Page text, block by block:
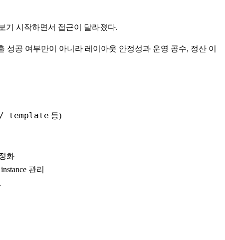
기 시작하면서 접근이 달라졌다.
성공 여부만이 아니라 레이아웃 안정성과 운영 공수, 정산 이
template 등)
화
관리